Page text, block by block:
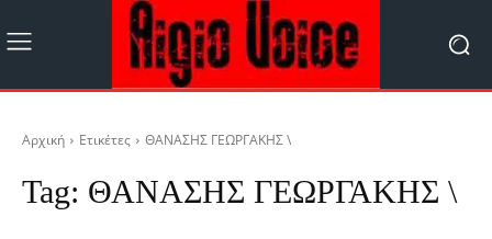
Αρχική Ετικέτες ΘΑΝΑΣΗΣ ΓΕΩΡΓΑΚΗΣ \
Tag: ΘΑΝΑΣΗΣ ΓΕΩΡΓΑΚΗΣ \